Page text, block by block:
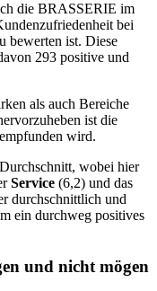
die BRASSERIE im
bei
bewerten ist. Diese
293 positive und
als auch Bereiche
ist die
wird.
wobei hier
Service (6,2) und das
durchschnittlich und
ein durchweg positives
und nicht mögen